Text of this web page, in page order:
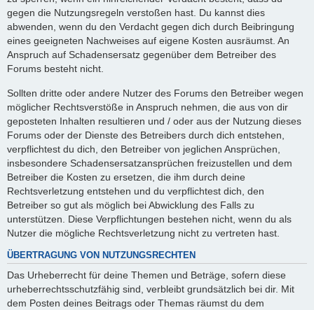
gegen die Nutzungsregeln verstoßen hast. Du kannst dies
abwenden, wenn du den Verdacht gegen dich durch Beibringung
eines geeigneten Nachweises auf eigene Kosten ausräumst. An
Anspruch auf Schadensersatz gegenüber dem Betreiber des
Forums besteht nicht.
Sollten dritte oder andere Nutzer des Forums den Betreiber wegen
möglicher Rechtsverstöße in Anspruch nehmen, die aus von dir
geposteten Inhalten resultieren und / oder aus der Nutzung dieses
Forums oder der Dienste des Betreibers durch dich entstehen,
verpflichtest du dich, den Betreiber von jeglichen Ansprüchen,
insbesondere Schadensersatzansprüchen freizustellen und dem
Betreiber die Kosten zu ersetzen, die ihm durch deine
Rechtsverletzung entstehen und du verpflichtest dich, den
Betreiber so gut als möglich bei Abwicklung des Falls zu
unterstützen. Diese Verpflichtungen bestehen nicht, wenn du als
Nutzer die mögliche Rechtsverletzung nicht zu vertreten hast.
ÜBERTRAGUNG VON NUTZUNGSRECHTEN
Das Urheberrecht für deine Themen und Beträge, sofern diese
urheberrechtsschutzfähig sind, verbleibt grundsätzlich bei dir. Mit
dem Posten deines Beitrags oder Themas räumst du dem